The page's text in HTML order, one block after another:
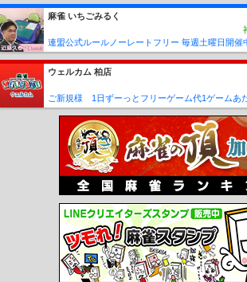
麻雀 いちごみるく
連盟公式ルールノーレートフリー 毎週土曜日開催
ウェルカム 柏店
ご新規様 1日ずーっとフリーゲーム代1ゲームあ